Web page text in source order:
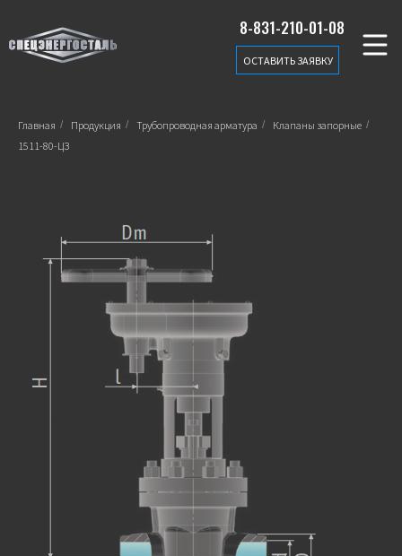
8-831-210-01-08
ОСТАВИТЬ ЗАЯВКУ
Главная / Продукция / Трубопроводная арматура / Клапаны запорные /
1511-80-ЦЗ